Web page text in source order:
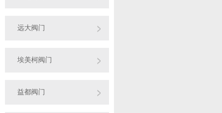
远大阀门
埃美柯阀门
益都阀门